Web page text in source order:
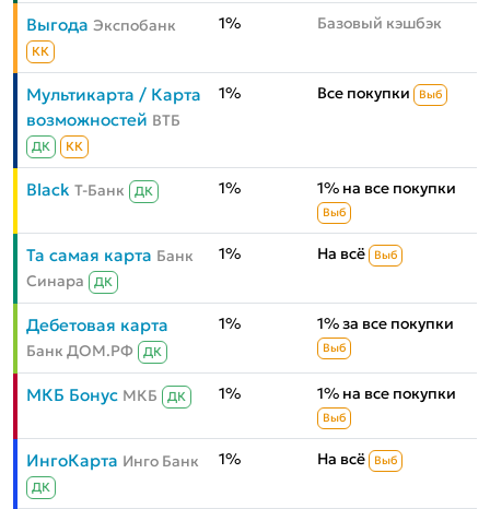
Выгода Экспобанк
КК
1% Базовый кэшбэк
Мультикарта / Карта
возможностей ВТБ
ДК КК
1% Все покупки Выб
Black Т-Банк ДК 1% 1% на все покупки
Выб
Та самая карта Банк
Синара
ДК
1% На всё Выб
Дебетовая карта
Банк ДОМ.РФ ДК
1% 1% за все покупки
Выб
МКБ Бонус МКБ ДК 1% 1% на все покупки
Выб
ИнгоКарта Инго Банк
ДК
1% На всё Выб